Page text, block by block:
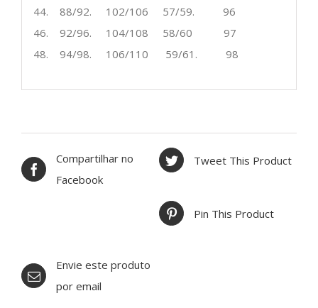
44. 88/92. 102/106 57/59. 96
46. 92/96. 104/108 58/60 97
48. 94/98. 106/110 59/61. 98
Compartilhar no
Facebook
Tweet This Product
Pin This Product
Envie este produto
por email